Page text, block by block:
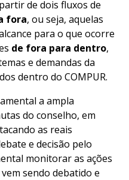
de dois fluxos de
fora, ou seja, aquelas
para o que ocorre
de fora para dentro,
e demandas da
dentro do COMPUR.
a ampla
do conselho, em
as reais
e decisão pelo
monitorar as ações
sendo debatido e